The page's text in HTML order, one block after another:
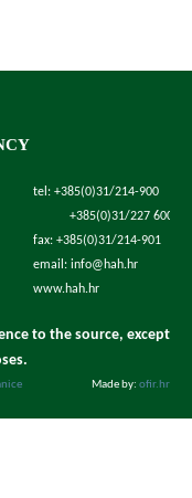
tel: +385(0)31/214-900
+385(0)31/227 600
fax: +385(0)31/214-901
email: info@hah.hr
www.hah.hr
to the source, except
Made by: ofir.hr